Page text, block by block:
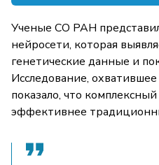
Ученые СО РАН
нейросети, которая
генетические данные и
Исследование,
показало, что
эффективнее